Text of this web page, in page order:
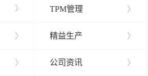
〉 TPM管理 〉
〉 精益生产 〉
〉 公司资讯 〉